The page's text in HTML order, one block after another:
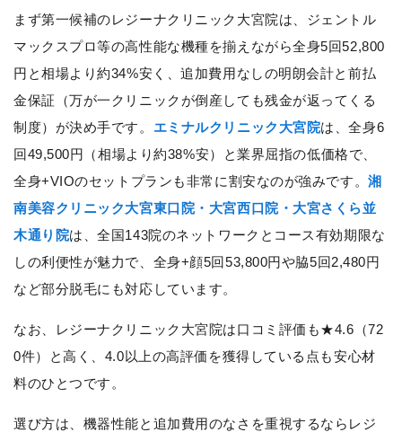
まず第一候補のレジーナクリニック大宮院は、ジェントル
マックスプロ等の高性能な機種を揃えながら全身5回52,800
円と相場より約34%安く、追加費用なしの明朗会計と前払
金保証（万が一クリニックが倒産しても残金が返ってくる
制度）が決め手です。 エミナルクリニック大宮院は、全身6
回49,500円（相場より約38%安）と業界屈指の低価格で、
全身+VIOのセットプランも非常に割安なのが強みです。湘
南美容クリニック大宮東口院・大宮西口院・大宮さくら並
木通り院は、全国143院のネットワークとコース有効期限な
しの利便性が魅力で、全身+顔5回53,800円や脇5回2,480円
など部分脱毛にも対応しています。
なお、レジーナクリニック大宮院は口コミ評価も★4.6（72
0件）と高く、4.0以上の高評価を獲得している点も安心材
料のひとつです。
選び方は、機器性能と追加費用のなさを重視するならレジ